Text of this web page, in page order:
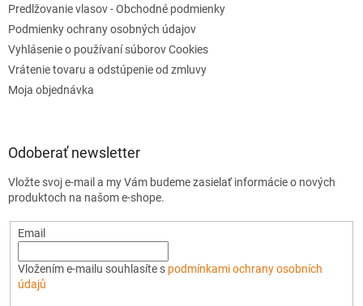
Predlžovanie vlasov - Obchodné podmienky
Podmienky ochrany osobných údajov
Vyhlásenie o používaní súborov Cookies
Vrátenie tovaru a odstúpenie od zmluvy
Moja objednávka
Odoberať newsletter
Vložte svoj e-mail a my Vám budeme zasielať informácie o nových
produktoch na našom e-shope.
Email
Vložením e-mailu souhlasíte s podmínkami ochrany osobních
údajů